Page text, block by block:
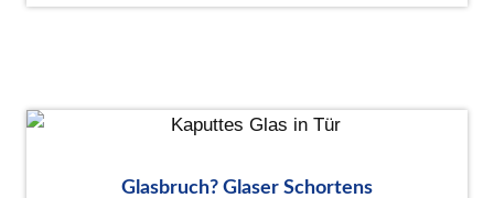
Glasbruch? Glaser Schortens